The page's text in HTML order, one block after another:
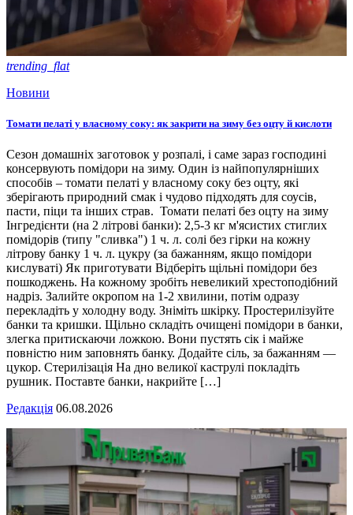
trending_flat
Новини
Томати пелаті у власному соку: як закрити на зиму без оцту й кислоти
Сезон домашніх заготовок у розпалі, і саме зараз господині
консервують помідори на зиму. Один із найпопулярніших
способів – томати пелаті у власному соку без оцту, які
зберігають природний смак і чудово підходять для соусів,
пасти, піци та інших страв. Томати пелаті без оцту на зиму
Інгредієнти (на 2 літрові банки): 2,5-3 кг м'ясистих стиглих
помідорів (типу "сливка") 1 ч. л. солі без гірки на кожну
літрову банку 1 ч. л. цукру (за бажанням, якщо помідори
кислуваті) Як приготувати Відберіть щільні помідори без
пошкоджень. На кожному зробіть невеликий хрестоподібний
надріз. Залийте окропом на 1-2 хвилини, потім одразу
перекладіть у холодну воду. Зніміть шкірку. Простерилізуйте
банки та кришки. Щільно складіть очищені помідори в банки,
злегка притискаючи ложкою. Вони пустять сік і майже
повністю ним заповнять банку. Додайте сіль, за бажанням —
цукор. Стерилізація На дно великої каструлі покладіть
рушник. Поставте банки, накрийте […]
Редакція 06.08.2026